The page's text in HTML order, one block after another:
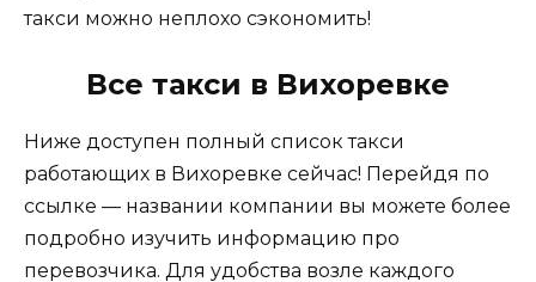
такси можно неплохо сэкономить!
Все такси в Вихоревке
Ниже доступен полный список такси
работающих в Вихоревке сейчас! Перейдя по
ссылке — названии компании вы можете более
подробно изучить информацию про
перевозчика. Для удобства возле каждого